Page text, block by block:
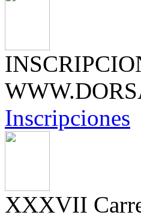
Inscripciones
XXXVII